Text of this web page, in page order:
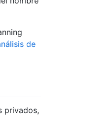
de
privados,